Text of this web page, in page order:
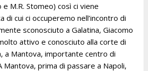
e M.R. Stomeo) così ci viene
di cui ci occuperemo nell’incontro di
sconosciuto a Galatina, Giacomo
attivo e conosciuto alla corte di
a Mantova, importante centro di
Mantova, prima di passare a Napoli,